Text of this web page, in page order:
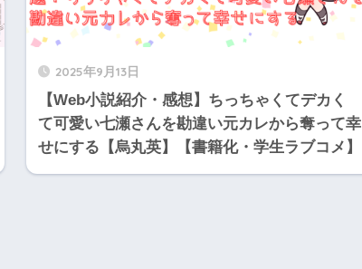
2025年9月13日
【Web小説紹介・感想】ちっちゃくてデカく
て可愛い七瀬さんを勘違い元カレから奪って幸
せにする【烏丸英】【書籍化・学生ラブコメ】